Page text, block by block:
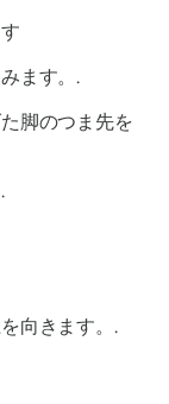
ます。.
脚のつま先を
向きます。.